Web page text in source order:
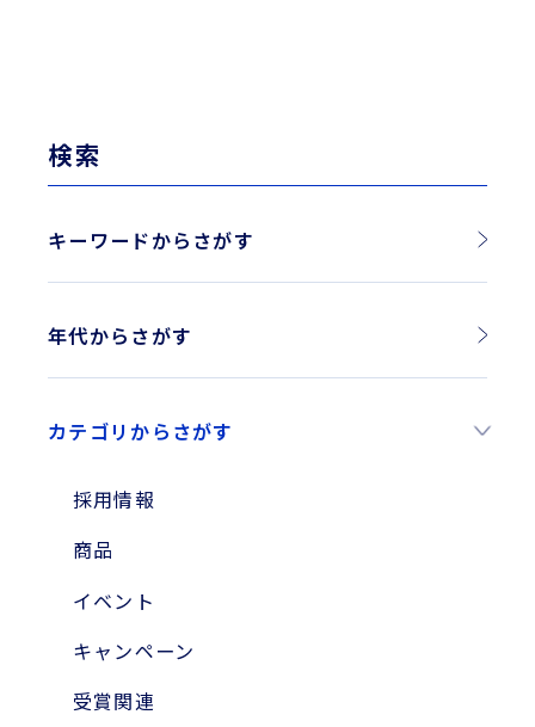
検索
キーワードからさがす
年代からさがす
2025年
2024年
2023年
2010年
2004年
カテゴリからさがす
採用情報
商品
イベント
キャンペーン
受賞関連